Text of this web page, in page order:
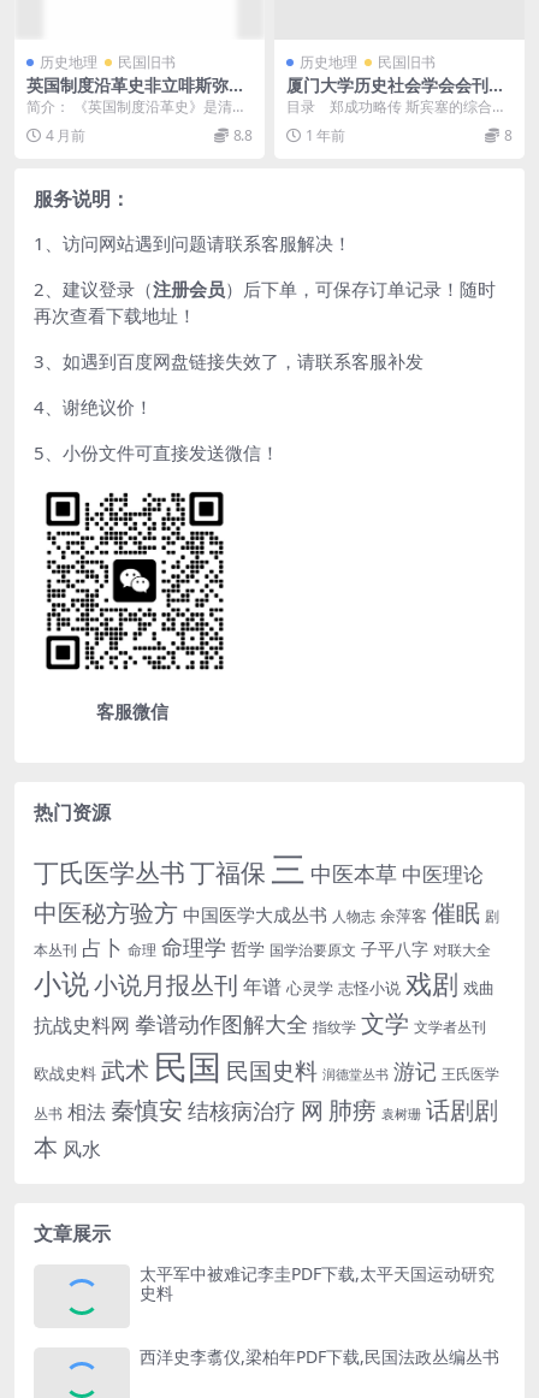
历史地理 民国旧书
英国制度沿革史非立啡斯弥士
PDF下载,英国政治制度史研究
简介： 《英国制度沿革史》是清末
民初一部系统介绍英国政治制度发
展历程的译著。该书...
4 月前 8.8
历史地理 民国旧书
厦门大学历史社会学会会刊PD
F下载，民国厦门大学史料
目录 郑成功略传 斯宾塞的综合系
统 史料之分类 中国货币总论 ...
1 年前 8
服务说明：
1、访问网站遇到问题请联系客服解决！
2、建议登录（注册会员）后下单，可保存订单记录！随时
再次查看下载地址！
3、如遇到百度网盘链接失效了，请联系客服补发
4、谢绝议价！
5、小份文件可直接发送微信！
客服微信
热门资源
丁氏医学丛书丁福保 三 中医本草 中医理论
中医秘方验方 中国医学大成丛书 人物志 余萍客 催眠 剧
本丛刊 占卜 命理 命理学 哲学 国学治要原文 子平八字 对联大全
小说小说月报丛刊 年谱 心灵学 志怪小说 戏剧 戏曲
抗战史料网 拳谱动作图解大全 指纹学 文学 文学者丛刊
欧战史料 武术 民国 民国史料 润德堂丛书 游记 王氏医学
丛书 相法 秦慎安 结核病治疗 网 肺痨 袁树珊 话剧剧
本 风水
文章展示
太平军中被难记李圭PDF下载,太平天国运动研究
史料
西洋史李翥仪,梁柏年PDF下载,民国法政丛编丛书